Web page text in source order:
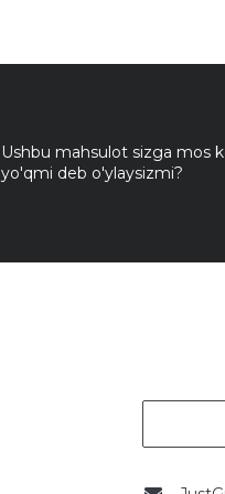
Ushbu mahsulot sizga mos
yo'qmi deb o'ylaysizmi?